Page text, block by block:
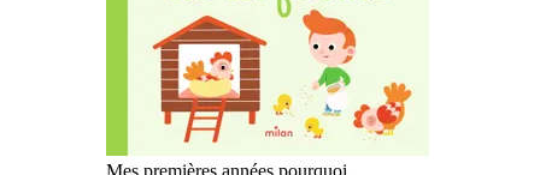
Mes premières années pourquoi